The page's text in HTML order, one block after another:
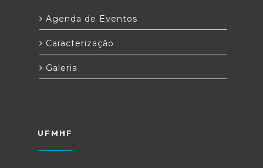
Agenda de Eventos
Caracterização
Galeria
UFMHF